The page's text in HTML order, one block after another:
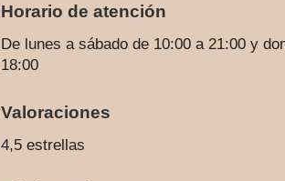
Horario de atención
De lunes a sábado de 10:00 a 21:00 y
18:00
Valoraciones
4,5 estrellas